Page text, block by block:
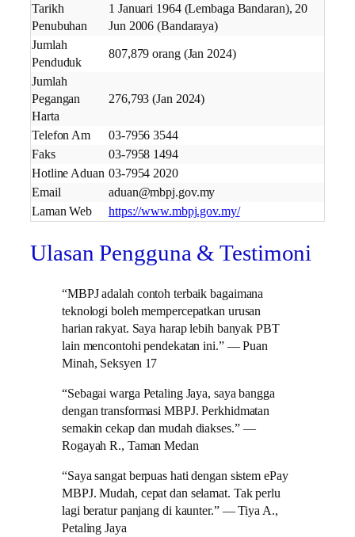
Tarikh
Penubuhan
1 Januari 1964 (Lembaga Bandaran), 20
Jun 2006 (Bandaraya)
Jumlah
Penduduk
807,879 orang (Jan 2024)
Jumlah
Pegangan
Harta
276,793 (Jan 2024)
Telefon Am
03-7956 3544
Faks
03-7958 1494
Hotline Aduan 03-7954 2020
Email
aduan@mbpj.gov.my
Laman Web
https://www.mbpj.gov.my/
Ulasan Pengguna & Testimoni
“MBPJ adalah contoh terbaik bagaimana
teknologi boleh mempercepatkan urusan
harian rakyat. Saya harap lebih banyak PBT
lain mencontohi pendekatan ini.” — Puan
Minah, Seksyen 17
“Sebagai warga Petaling Jaya, saya bangga
dengan transformasi MBPJ. Perkhidmatan
semakin cekap dan mudah diakses.” —
Rogayah R., Taman Medan
“Saya sangat berpuas hati dengan sistem ePay
MBPJ. Mudah, cepat dan selamat. Tak perlu
lagi beratur panjang di kaunter.” — Tiya A.,
Petaling Jaya